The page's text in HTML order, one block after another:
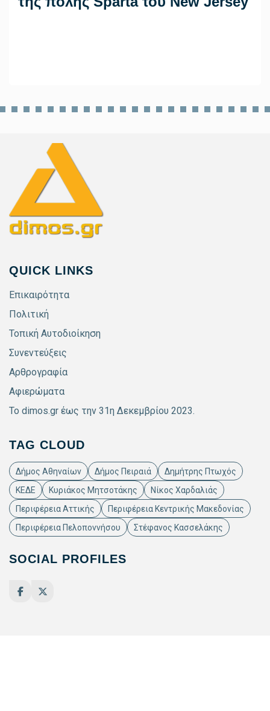
QUICK LINKS
Επικαιρότητα
Πολιτική
Τοπική Αυτοδιοίκηση
Συνεντεύξεις
Αρθρογραφία
Αφιερώματα
Το dimos.gr έως την 31η Δεκεμβρίου 2023.
TAG CLOUD
Δήμος Αθηναίων Δήμος Πειραιά
Δημήτρης Πτωχός
ΚΕΔΕ
Κυριάκος Μητσοτάκης
Νίκος Χαρδαλιάς
Περιφέρεια Αττικής
Περιφέρεια Κεντρικής Μακεδονίας
Περιφέρεια Πελοποννήσου
Στέφανος Κασσελάκης
SOCIAL PROFILES